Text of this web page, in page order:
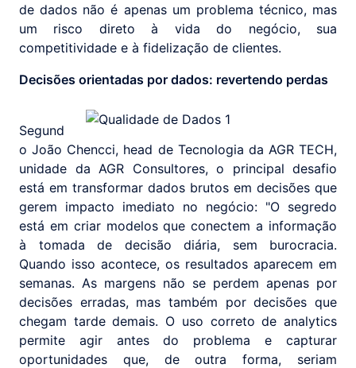
de dados não é apenas um problema técnico, mas
um risco direto à vida do negócio, sua
competitividade e à fidelização de clientes.
Decisões orientadas por dados: revertendo perdas
Segund
o João Chencci, head de Tecnologia da AGR TECH,
unidade da AGR Consultores, o principal desafio
está em transformar dados brutos em decisões que
gerem impacto imediato no negócio: "O segredo
está em criar modelos que conectem a informação
à tomada de decisão diária, sem burocracia.
Quando isso acontece, os resultados aparecem em
semanas. As margens não se perdem apenas por
decisões erradas, mas também por decisões que
chegam tarde demais. O uso correto de analytics
permite agir antes do problema e capturar
oportunidades que, de outra forma, seriam